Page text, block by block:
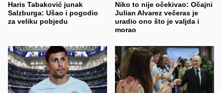
Haris Tabaković junak
Salzburga: Ušao i pogodio
za veliku pobjedu
Niko to nije očekivao: Očajni
Julian Alvarez večeras je
uradio ono što je valjda i
morao